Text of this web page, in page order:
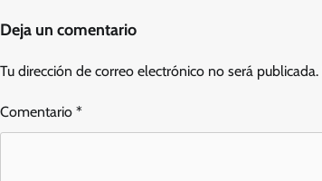
Deja un comentario
Tu dirección de correo electrónico no será publicada.
Comentario *